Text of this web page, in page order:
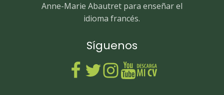
Anne-Marie Abautret para enseñar el
idioma francés.
Síguenos